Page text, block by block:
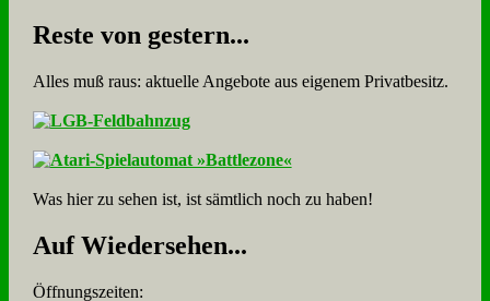
Re­ste von ge­stern...
Alles muß raus: aktuelle An­ge­bo­te aus eigenem Privatbesitz.
Was hier zu sehen ist, ist sämt­lich noch zu haben!
Auf Wie­der­se­hen...
Öffnungszeiten: